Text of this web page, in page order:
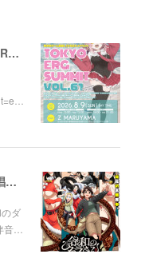
【LIVE情報】8月9日(日) 「TOKYO ERG SUMMIT VOL.61」に出演します！
TVアニメ「令和のダラさん」劇伴歌唱しました！
ダ
…